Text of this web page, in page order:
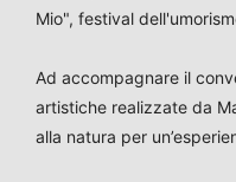
Mio", festival
Ad accompagnare il
artistiche realizzate da
alla natura per